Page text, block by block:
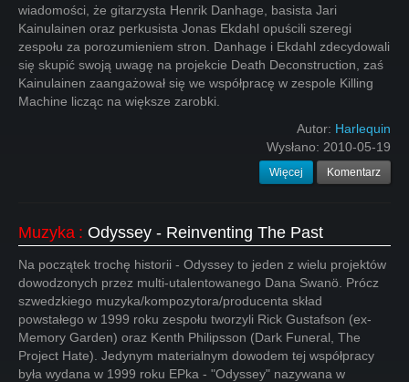
wiadomości, że gitarzysta Henrik Danhage, basista Jari
Kainulainen oraz perkusista Jonas Ekdahl opuścili szeregi
zespołu za porozumieniem stron. Danhage i Ekdahl zdecydowali
się skupić swoją uwagę na projekcie Death Deconstruction, zaś
Kainulainen zaangażował się we współpracę w zespole Killing
Machine licząc na większe zarobki.
Autor: Harlequin
Wysłano: 2010-05-19
Więcej Komentarz
Muzyka : Odyssey - Reinventing The Past
Na początek trochę historii - Odyssey to jeden z wielu projektów
dowodzonych przez multi-utalentowanego Dana Swanö. Prócz
szwedzkiego muzyka/kompozytora/producenta skład
powstałego w 1999 roku zespołu tworzyli Rick Gustafson (ex-
Memory Garden) oraz Kenth Philipsson (Dark Funeral, The
Project Hate). Jedynym materialnym dowodem tej współpracy
była wydana w 1999 roku EPka - "Odyssey" nazywana w